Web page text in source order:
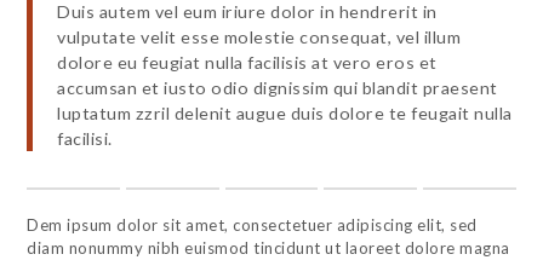
Duis autem vel eum iriure dolor in hendrerit in
vulputate velit esse molestie consequat, vel illum
dolore eu feugiat nulla facilisis at vero eros et
accumsan et iusto odio dignissim qui blandit praesent
luptatum zzril delenit augue duis dolore te feugait nulla
facilisi.
Dem ipsum dolor sit amet, consectetuer adipiscing elit, sed
diam nonummy nibh euismod tincidunt ut laoreet dolore magna